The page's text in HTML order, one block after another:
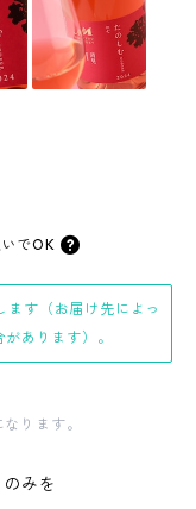
でOK
す（お届け先によっ
あります）。
ります。
みを